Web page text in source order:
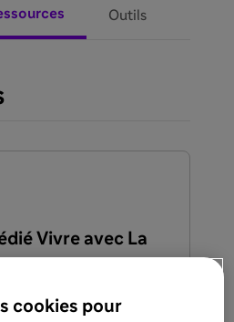
Outils
Vivre avec La
cookies pour